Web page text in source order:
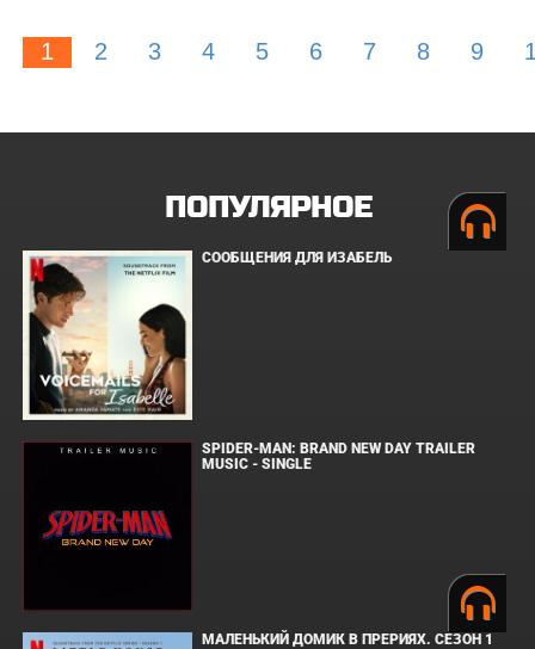
1 2 3 4 5 6 7 8 9
ПОПУЛЯРНОЕ
СООБЩЕНИЯ ДЛЯ ИЗАБЕЛЬ
SPIDER-MAN: BRAND NEW DAY TRAILER
MUSIC - SINGLE
МАЛЕНЬКИЙ ДОМИК В ПРЕРИЯХ. СЕЗОН 1